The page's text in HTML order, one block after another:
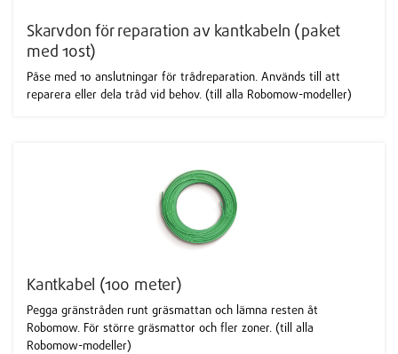
Skarvdon för reparation av kantkabeln (paket
med 10st)
Påse med 10 anslutningar för trådreparation. Används till att
reparera eller dela tråd vid behov. (till alla Robomow-modeller)
Kantkabel (100 meter)
Pegga gränstråden runt gräsmattan och lämna resten åt
Robomow. För större gräsmattor och fler zoner. (till alla
Robomow-modeller)